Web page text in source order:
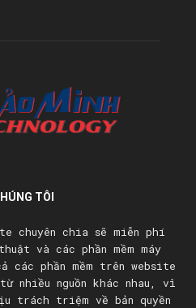
TÔI
chuyên chia sẽ miễn phí
và các phần mềm máy
phần mềm trên website
nhiều nguồn khác nhau, vì
trách triệm về bản quyền